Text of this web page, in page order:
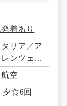
着あり
リア／ア
ンツェ・
リ島・ピ
・ベネチ
空
食6回
5,000円
5,000円
5,000円
5,000円
5,000円